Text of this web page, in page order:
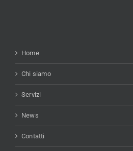
Home
Chi siamo
Servizi
News
Contatti